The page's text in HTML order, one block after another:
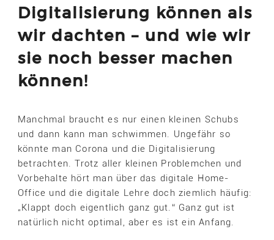
Digitalisierung können als
wir dachten – und wie wir
sie noch besser machen
können!
Manchmal braucht es nur einen kleinen Schubs
und dann kann man schwimmen. Ungefähr so
könnte man Corona und die Digitalisierung
betrachten. Trotz aller kleinen Problemchen und
Vorbehalte hört man über das digitale Home-
Office und die digitale Lehre doch ziemlich häufig:
„Klappt doch eigentlich ganz gut.“ Ganz gut ist
natürlich nicht optimal, aber es ist ein Anfang.